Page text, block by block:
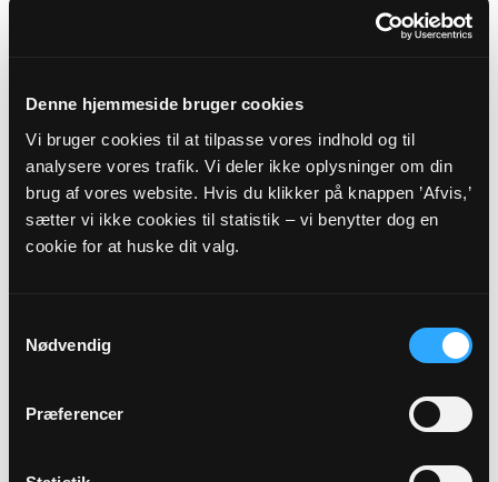
Denne hjemmeside bruger cookies
Vi bruger cookies til at tilpasse vores indhold og til
analysere vores trafik. Vi deler ikke oplysninger om din
brug af vores website. Hvis du klikker på knappen ’Afvis,’
sætter vi ikke cookies til statistik – vi benytter dog en
cookie for at huske dit valg.
Nødvendig
Præferencer
(CVR-nr. 62721413)
Revisor erklæring 2023
Myndighedskode: 8872
(CVR-nr. 62721413)
Budget 2022